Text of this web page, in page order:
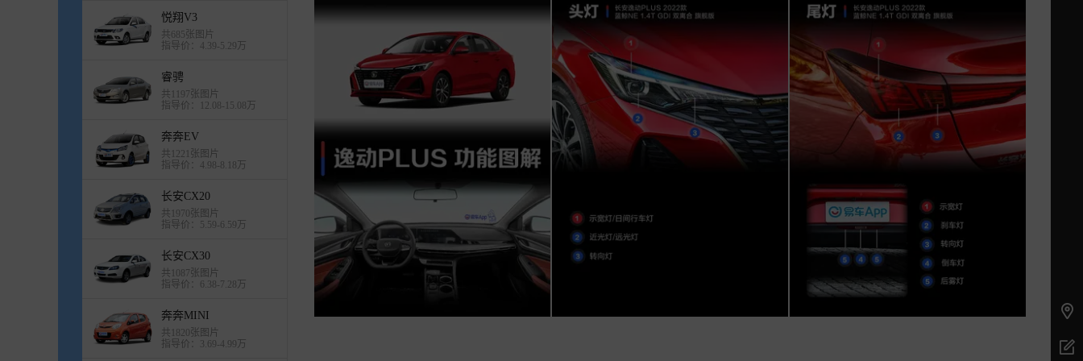
悦翔V3
共685张图片
指导价：4.39-5.29万
睿骋
共1197张图片
指导价：12.08-15.08万
奔奔EV
共1221张图片
指导价：4.98-8.18万
长安CX20
共1970张图片
指导价：5.59-6.59万
长安CX30
共1087张图片
指导价：6.38-7.28万
奔奔MINI
共1820张图片
指导价：3.69-4.99万